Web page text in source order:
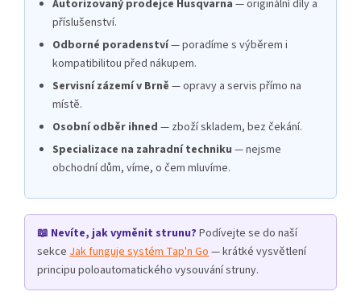
Autorizovaný prodejce Husqvarna — originální díly a
příslušenství.
Odborné poradenství— poradíme s výběrem i
kompatibilitou před nákupem.
Servisní zázemí v Brně — opravy a servis přímo na
místě.
Osobní odběr ihned — zboží skladem, bez čekání.
Specializace na zahradní techniku — nejsme
obchodní dům, víme, o čem mluvíme.
📖 Nevíte, jak vyměnit strunu? Podívejte se do naší
sekceJak funguje systém Tap'n Go— krátké vysvětlení
principu poloautomatického vysouvání struny.